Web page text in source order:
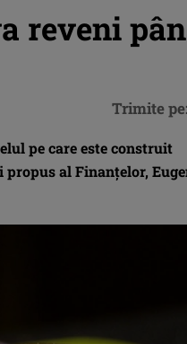
reveni
pe care este construit
al Finanţelor,
Trimite pe: